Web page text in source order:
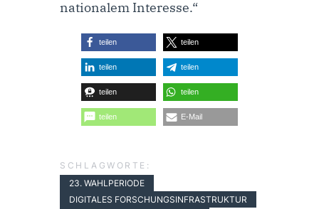
nationalem Interesse.“
teilen teilen
teilen teilen
teilen teilen
teilen E-Mail
SCHLAGWORTE:
23. WAHLPERIODE
DIGITALES FORSCHUNGSINFRASTRUKTUR